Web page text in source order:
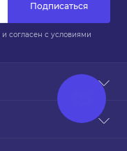
Подписаться
и согласен с условиями